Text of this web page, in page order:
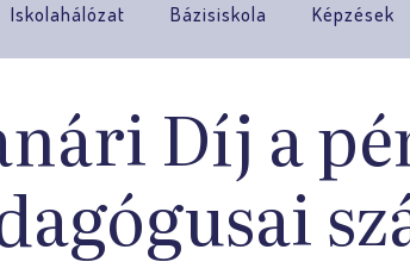
Iskolahálózat Bázisiskola Képzések
Díj a